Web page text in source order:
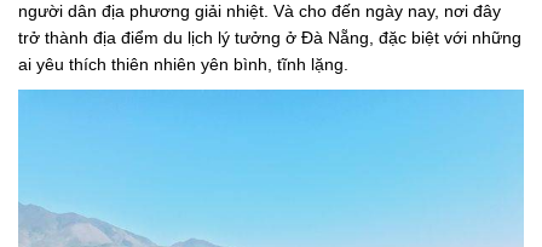
người dân địa phương giải nhiệt. Và cho đến ngày nay, nơi đây
trở thành địa điểm du lịch lý tưởng ở Đà Nẵng, đặc biệt với những
ai yêu thích thiên nhiên yên bình, tĩnh lặng.